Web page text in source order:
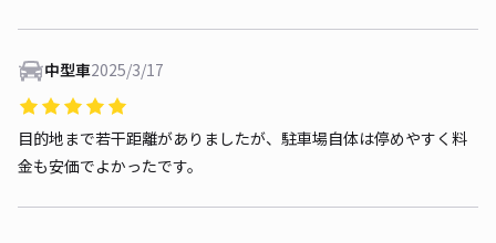
中型車2025/3/17
目的地まで若干距離がありましたが、駐車場自体は停めやすく料
金も安価でよかったです。